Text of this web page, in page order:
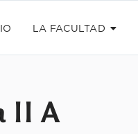
LA FACULTAD
II A